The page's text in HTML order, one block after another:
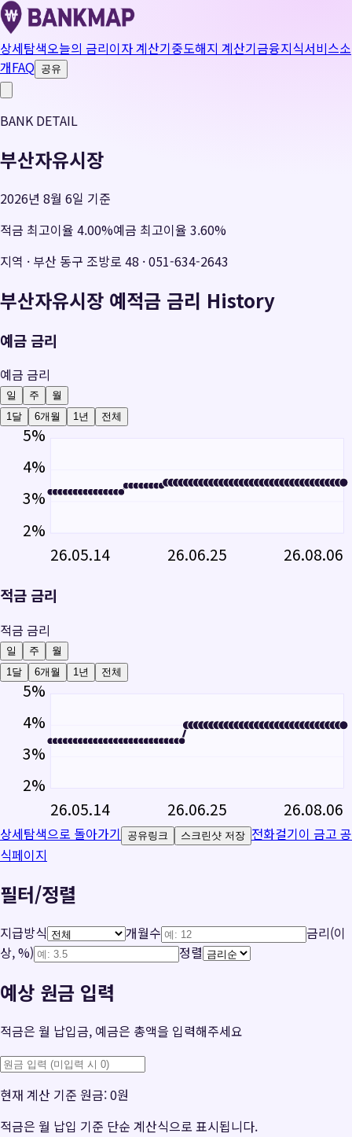
상세탐색오늘의 금리이자 계산기중도해지 계산기금융지식서비스소
개FAQ 공유
BANK DETAIL
부산자유시장
2026년 8월 6일 기준
적금 최고이율 4.00%예금 최고이율 3.60%
지역 · 부산 동구 조방로 48 ·051-634-2643
부산자유시장 예적금 금리 History
예금 금리
예금 금리
일 주
월
1달
6개월 1년 전체
5%
4%
3%
2%
26.05.14
26.06.25 26.08.06
적금 금리
적금 금리
일 주
월
1달
6개월 1년 전체
5%
4%
3%
2%
26.05.14 26.06.25 26.08.06
상세탐색으로 돌아가기 공유링크 스크린샷 저장 전화걸기이 금고 공
식페이지
필터/정렬
지급방식 개월수
금리(이
상, %)
정렬
예상 원금 입력
적금은 월 납입금, 예금은 총액을 입력해주세요
현재 계산 기준 원금:0원
적금은 월 납입 기준 단순 계산식으로 표시됩니다.